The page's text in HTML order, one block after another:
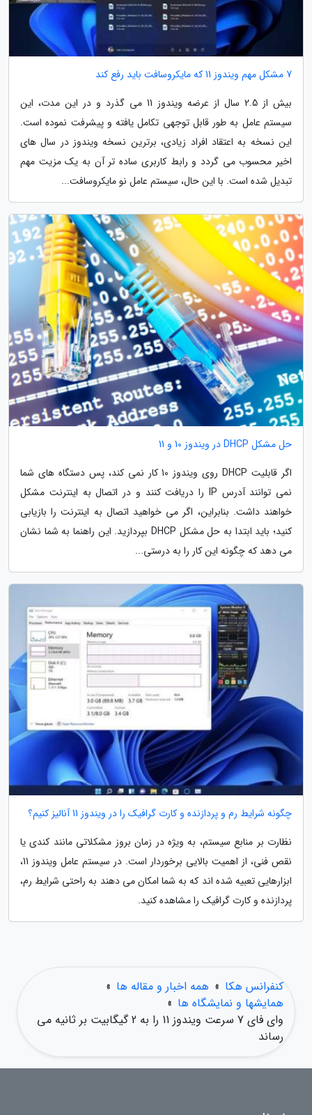
7 مشکل مهم ویندوز 11 که مایکروسافت باید رفع کند
بیش از 2.5 سال از عرضه ویندوز 11 می گذرد و در این مدت، این
سیستم عامل به طور قابل توجهی تکامل یافته و پیشرفت نموده است.
این نسخه به اعتقاد افراد زیادی، برترین نسخه ویندوز در سال های
اخیر محسوب می گردد و رابط کاربری ساده تر آن به یک مزیت مهم
تبدیل شده است. با این حال، سیستم عامل نو مایکروسافت...
حل مشکل DHCP در ویندوز 10 و 11
اگر قابلیت DHCP روی ویندوز 10 کار نمی کند، پس دستگاه های شما
نمی توانند آدرس IP را دریافت کنند و در اتصال به اینترنت مشکل
خواهند داشت. بنابراین، اگر می خواهید اتصال به اینترنت را بازیابی
کنید؛ باید ابتدا به حل مشکل DHCP بپردازید. این راهنما به شما نشان
می دهد که چگونه این کار را به درستی...
چگونه شرایط رم و پردازنده و کارت گرافیک را در ویندوز 11 آنالیز کنیم؟
نظارت بر منابع سیستم، به ویژه در زمان بروز مشکلاتی مانند کندی یا
نقص فنی، از اهمیت بالایی برخوردار است. در سیستم عامل ویندوز 11،
ابزارهایی تعبیه شده اند که به شما امکان می دهند به راحتی شرایط رم،
پردازنده و کارت گرافیک را مشاهده کنید.
کنفرانس هکا » همه اخبار و مقاله ها »
همایشها و نمایشگاه ها »
وای فای 7 سرعت ویندوز 11 را به 2 گیگابیت بر ثانیه می
رساند